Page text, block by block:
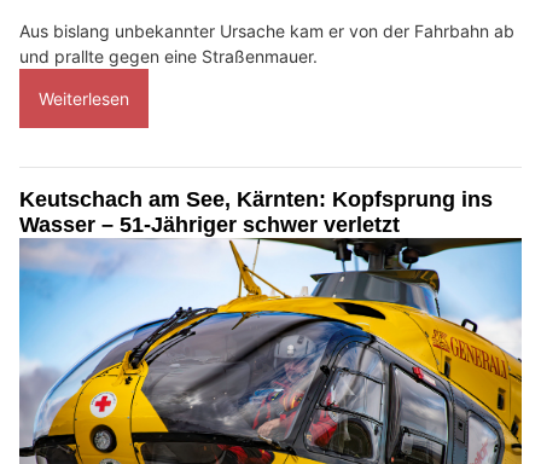
Aus bislang unbekannter Ursache kam er von der Fahrbahn ab
und prallte gegen eine Straßenmauer.
Weiterlesen
Keutschach am See, Kärnten: Kopfsprung ins
Wasser – 51-Jähriger schwer verletzt